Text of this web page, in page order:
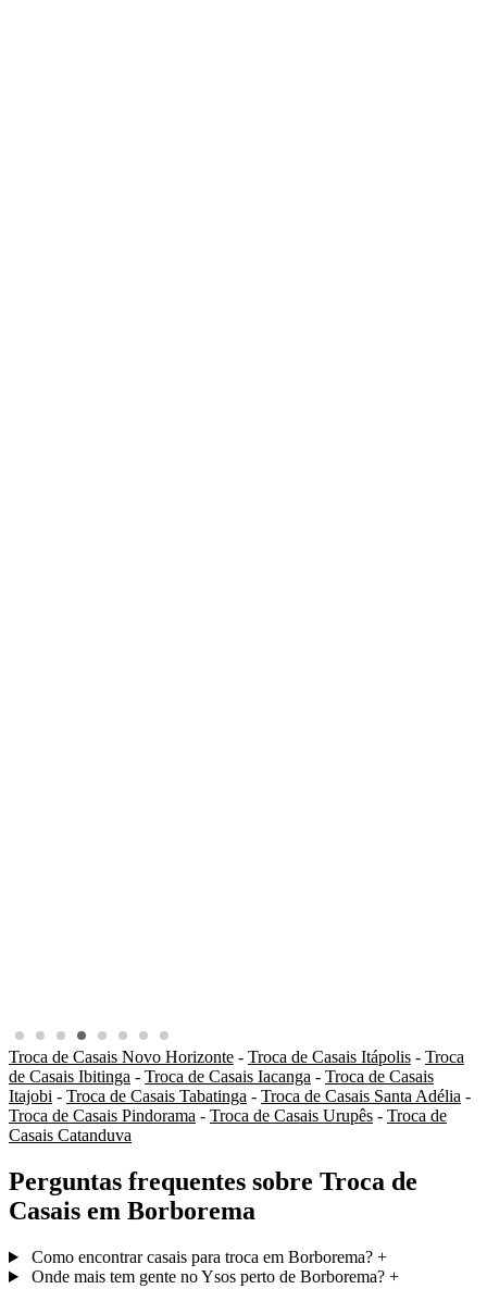
Troca de Casais Novo Horizonte - Troca de Casais Itápolis - Troca
de Casais Ibitinga - Troca de Casais Iacanga - Troca de Casais
Itajobi - Troca de Casais Tabatinga - Troca de Casais Santa Adélia -
Troca de Casais Pindorama - Troca de Casais Urupês - Troca de
Casais Catanduva
Perguntas frequentes sobre Troca de
Casais em Borborema
Como encontrar casais para troca em Borborema? +
Onde mais tem gente no Ysos perto de Borborema? +